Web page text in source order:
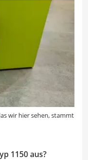
wir hier sehen, stammt
1150 aus?